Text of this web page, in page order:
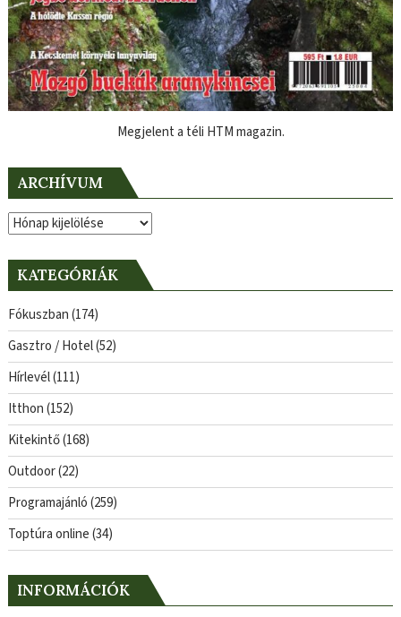
Megjelent a téli HTM magazin.
ARCHÍVUM
Archívum
KATEGÓRIÁK
Fókuszban(174)
Gasztro / Hotel(52)
Hírlevél(111)
Itthon(152)
Kitekintő(168)
Outdoor(22)
Programajánló(259)
Toptúra online(34)
INFORMÁCIÓK